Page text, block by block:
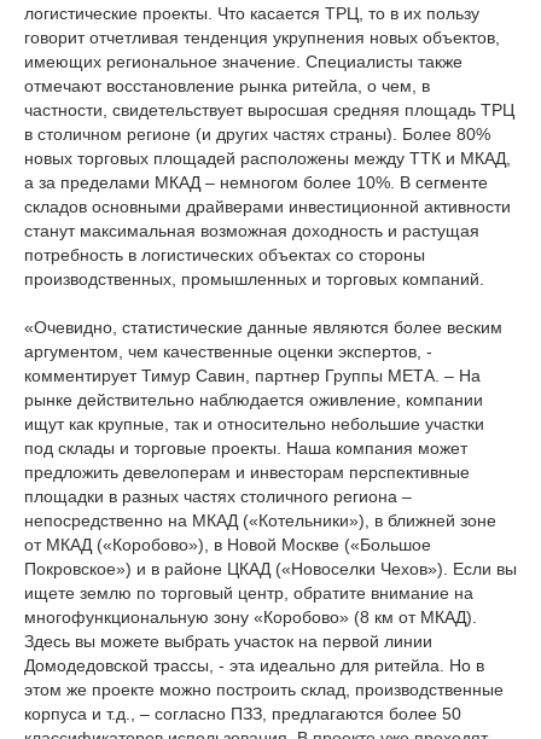
логистические проекты. Что касается ТРЦ, то в их пользу
говорит отчетливая тенденция укрупнения новых объектов,
имеющих региональное значение. Специалисты также
отмечают восстановление рынка ритейла, о чем, в
частности, свидетельствует выросшая средняя площадь ТРЦ
в столичном регионе (и других частях страны). Более 80%
новых торговых площадей расположены между ТТК и МКАД,
а за пределами МКАД – немногом более 10%. В сегменте
складов основными драйверами инвестиционной активности
станут максимальная возможная доходность и растущая
потребность в логистических объектах со стороны
производственных, промышленных и торговых компаний.
«Очевидно, статистические данные являются более веским
аргументом, чем качественные оценки экспертов, -
комментирует Тимур Савин, партнер Группы МЕТА. – На
рынке действительно наблюдается оживление, компании
ищут как крупные, так и относительно небольшие участки
под склады и торговые проекты. Наша компания может
предложить девелоперам и инвесторам перспективные
площадки в разных частях столичного региона –
непосредственно на МКАД («Котельники»), в ближней зоне
от МКАД («Коробово»), в Новой Москве («Большое
Покровское») и в районе ЦКАД («Новоселки Чехов»). Если вы
ищете землю по торговый центр, обратите внимание на
многофункциональную зону «Коробово» (8 км от МКАД).
Здесь вы можете выбрать участок на первой линии
Домодедовской трассы, - эта идеально для ритейла. Но в
этом же проекте можно построить склад, производственные
корпуса и т.д., – согласно ПЗЗ, предлагаются более 50